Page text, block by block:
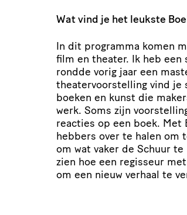
Wat vind je het leukste
In dit programma komen
film en theater. Ik heb
rondde vorig jaar een
thea­ter­voor­stel­ling vind je
boeken en kunst die
werk. Soms zijn
reacties op een boek. Met
heb­bers over te halen om
om wat vaker de Schuur
zien hoe een regisseur
om een nieuw verhaal te